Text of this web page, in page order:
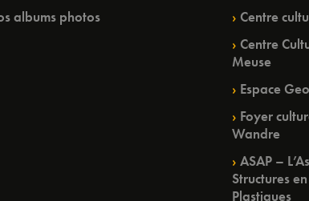
albums photos
Centre
Centre
Meuse
Espace
Foyer
Wandre
ASAP –
Structures
Plastiques